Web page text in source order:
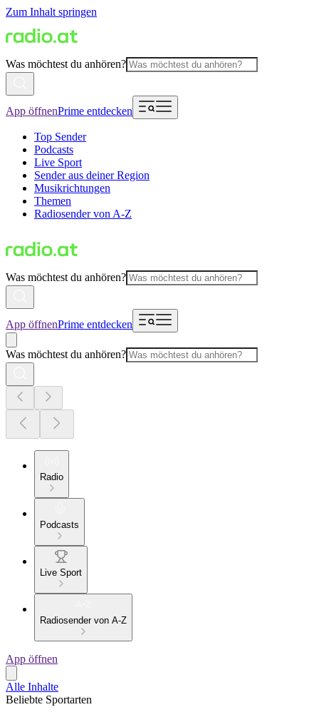
Zum Inhalt springen
Was möchtest du anhören?
App öffnenPrime entdecken
Top Sender
Podcasts
Live Sport
Sender aus deiner Region
Musikrichtungen
Themen
Radiosender von A-Z
Was möchtest du anhören?
App öffnenPrime entdecken
Was möchtest du anhören?
Radio
Podcasts
Live Sport
Radiosender von A-Z
App öffnen
Alle Inhalte
Beliebte Sportarten